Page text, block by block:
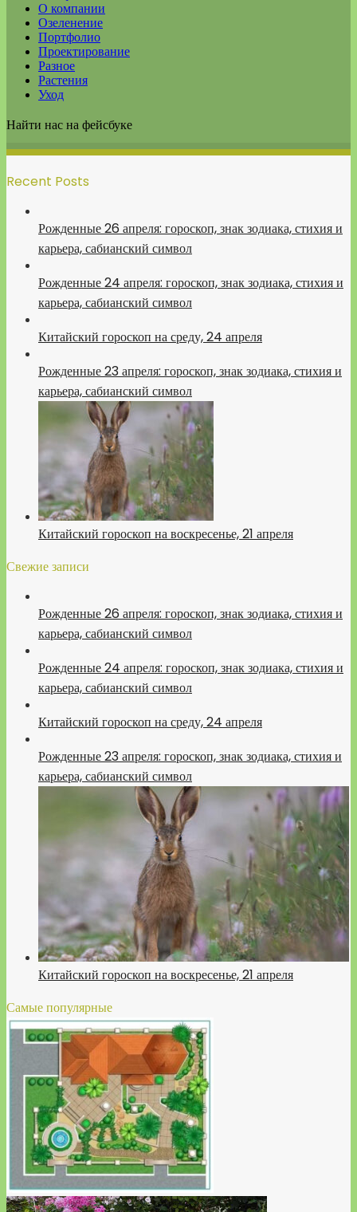
О компании
Озеленение
Портфолио
Проектирование
Разное
Растения
Уход
Найти нас на фейсбуке
Recent Posts
Рожденные 26 апреля: гороскоп, знак зодиака, стихия и
карьера, сабианский символ
Рожденные 24 апреля: гороскоп, знак зодиака, стихия и
карьера, сабианский символ
Китайский гороскоп на среду, 24 апреля
Рожденные 23 апреля: гороскоп, знак зодиака, стихия и
карьера, сабианский символ
Китайский гороскоп на воскресенье, 21 апреля
Свежие записи
Рожденные 26 апреля: гороскоп, знак зодиака, стихия и
карьера, сабианский символ
Рожденные 24 апреля: гороскоп, знак зодиака, стихия и
карьера, сабианский символ
Китайский гороскоп на среду, 24 апреля
Рожденные 23 апреля: гороскоп, знак зодиака, стихия и
карьера, сабианский символ
Китайский гороскоп на воскресенье, 21 апреля
Самые популярные